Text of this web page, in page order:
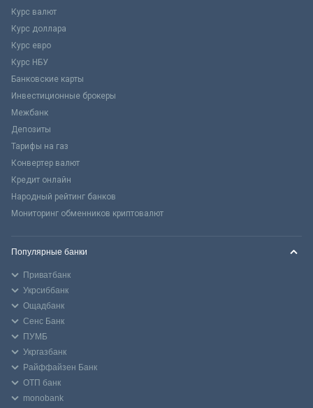
Курс валют
Курс доллара
Курс евро
Курс НБУ
Банковские карты
Инвестиционные брокеры
Межбанк
Депозиты
Тарифы на газ
Конвертер валют
Кредит онлайн
Народный рейтинг банков
Мониторинг обменников криптовалют
Популярные банки
Приватбанк
Укрсиббанк
Ощадбанк
Сенс Банк
ПУМБ
Укргазбанк
Райффайзен Банк
ОТП банк
monobank